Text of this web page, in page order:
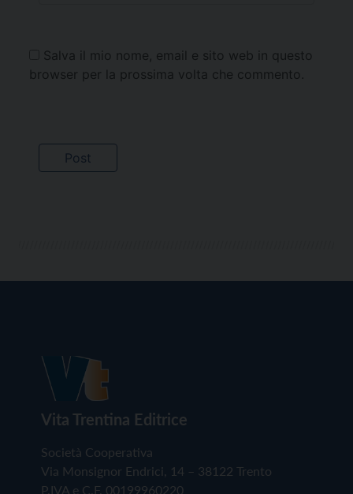
Salva il mio nome, email e sito web in questo
browser per la prossima volta che commento.
Vita Trentina Editrice
Società Cooperativa
Via Monsignor Endrici, 14 – 38122 Trento
P.IVA e C.F. 00199960220